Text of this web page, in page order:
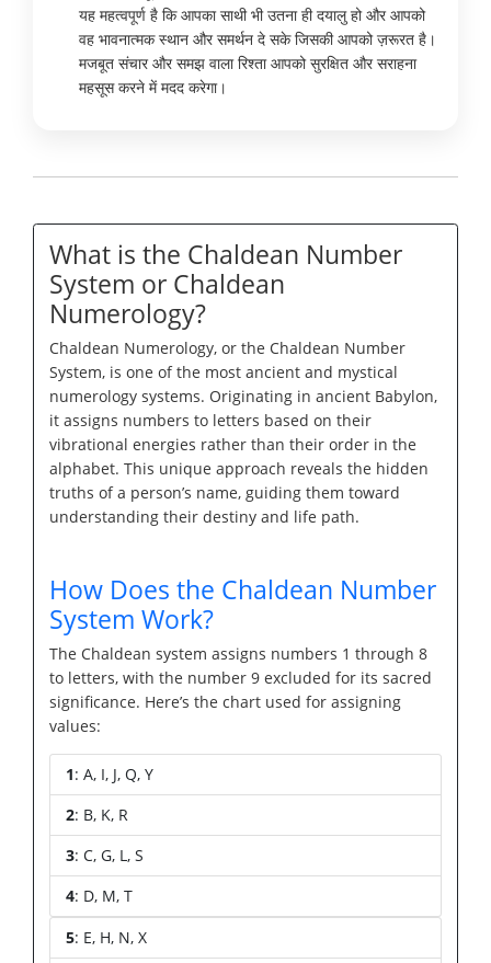
यह महत्वपूर्ण है कि आपका साथी भी उतना ही दयालु हो और आपको
वह भावनात्मक स्थान और समर्थन दे सके जिसकी आपको ज़रूरत है।
मजबूत संचार और समझ वाला रिश्ता आपको सुरक्षित और सराहना
महसूस करने में मदद करेगा।
What is the Chaldean Number
System or Chaldean
Numerology?
Chaldean Numerology, or the Chaldean Number
System, is one of the most ancient and mystical
numerology systems. Originating in ancient Babylon,
it assigns numbers to letters based on their
vibrational energies rather than their order in the
alphabet. This unique approach reveals the hidden
truths of a person’s name, guiding them toward
understanding their destiny and life path.
How Does the Chaldean Number
System Work?
The Chaldean system assigns numbers 1 through 8
to letters, with the number 9 excluded for its sacred
significance. Here’s the chart used for assigning
values:
1: A, I, J, Q, Y
2: B, K, R
3: C, G, L, S
4: D, M, T
5: E, H, N, X